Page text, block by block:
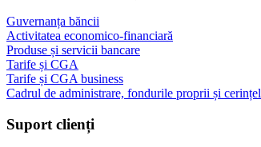
Guvernanța băncii
Activitatea economico-financiară
Produse și servicii bancare
Tarife și CGA
Tarife și CGA business
Cadrul de administrare, fondurile proprii și
Suport clienți